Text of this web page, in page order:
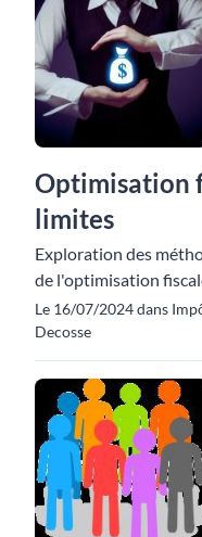
Optimisation
limites
Exploration des
de l'optimisation
Le 16/07/2024 dans
Decosse